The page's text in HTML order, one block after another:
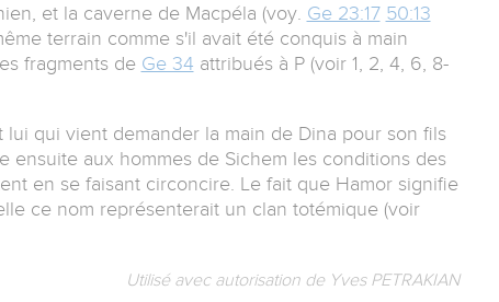
et la caverne de Macpéla (voy. Ge 23:17 50:13
terrain comme s'il avait été conquis à main
fragments de Ge 34 attribués à P (voir 1, 2, 4, 6, 8-
qui vient demander la main de Dina pour son fils
ensuite aux hommes de Sichem les conditions des
en se faisant circoncire. Le fait que Hamor signifie
ce nom représenterait un clan totémique (voir
Utilisé avec autorisation de Yves PETRAKIAN